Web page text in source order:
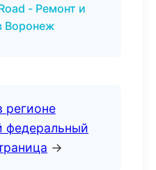
- Ремонт и
Воронеж
регионе
федеральный
→